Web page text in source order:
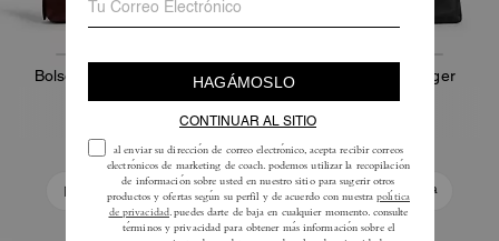
Bolso Mensajero Mott 38
425 €
Añadir A La Cesta
Bolso Mott Messenger
595 €
Añadir A La Cesta